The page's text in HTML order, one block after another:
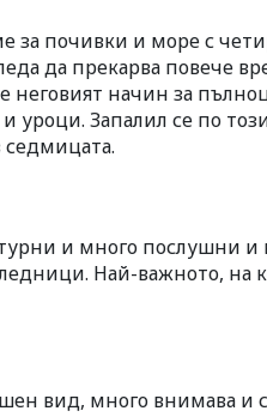
за почивки и море с
да прекарва повече
неговият начин за
уроци. Запалил се по
и много послушни и
Най-важното, на
вид, много внимава и